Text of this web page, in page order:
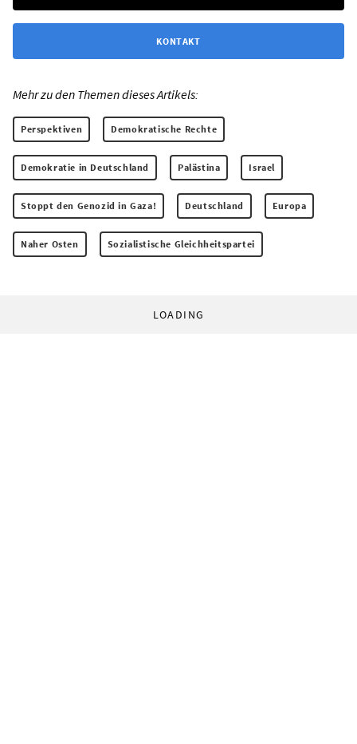
KONTAKT
Mehr zu den Themen dieses Artikels:
Perspektiven Demokratische Rechte
Demokratie in Deutschland Palästina Israel
Stoppt den Genozid in Gaza! Deutschland Europa
Naher Osten Sozialistische Gleichheitspartei
LOADING